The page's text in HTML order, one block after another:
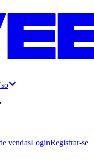
vendasLoginRegistrar-se